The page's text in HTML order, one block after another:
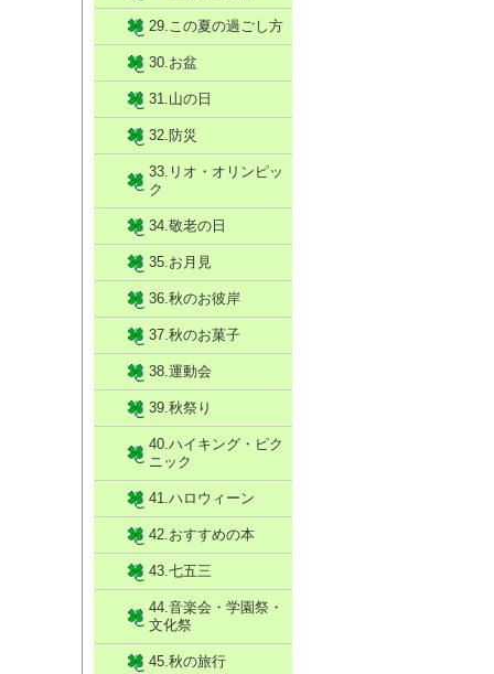
29.この夏の過ごし方
30.お盆
31.山の日
32.防災
33.リオ・オリンピッ
ク
34.敬老の日
35.お月見
36.秋のお彼岸
37.秋のお菓子
38.運動会
39.秋祭り
40.ハイキング・ピク
ニック
41.ハロウィーン
42.おすすめの本
43.七五三
44.音楽会・学園祭・
文化祭
45.秋の旅行